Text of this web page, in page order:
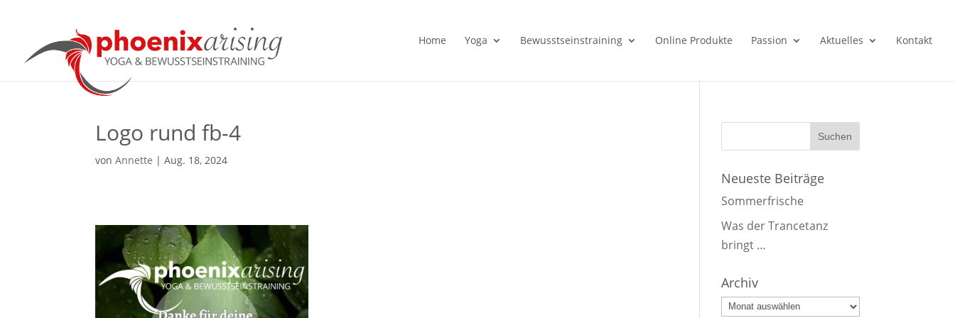
Home Yoga Bewusstseinstraining Online Produkte Passion Aktuelles Kontakt
Logo rund fb-4
vonAnnette |Aug. 18, 2024
Neueste Beiträge
Sommerfrische
Was der Trancetanz
bringt …
Archiv
Archiv